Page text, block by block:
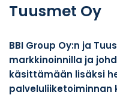
Tuusmet Oy
BBI Group Oy:n ja
markkinoinnilla ja
käsittämään lisäksi
palveluliiketoiminnan